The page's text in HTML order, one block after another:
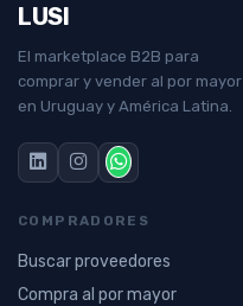
LUSI
El marketplace B2B para
comprar y vender al por mayor
en Uruguay y América Latina.
COMPRADORES
Buscar proveedores
Compra al por mayor